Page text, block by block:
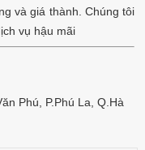
và giá thành. Chúng tôi
vụ hậu mãi
Phú, P.Phú La, Q.Hà